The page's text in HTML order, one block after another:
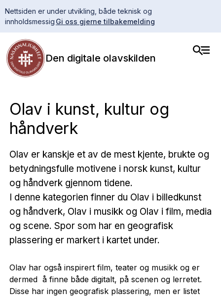
Nettsiden er under utvikling, både teknisk og
innholdsmessig Gi oss gjerne tilbakemelding
Den digitale olavskilden
Olav i kunst, kultur og
håndverk
Olav er kanskje et av de mest kjente, brukte og
betydningsfulle motivene i norsk kunst, kultur
og håndverk gjennom tidene.
I denne kategorien finner du Olav i billedkunst
og håndverk, Olav i musikk og Olav i film, media
og scene. Spor som har en geografisk
plassering er markert i kartet under.
Olav har også inspirert film, teater og musikk og er
dermed å finne både digitalt, på scenen og lerretet.
Disse har ingen geografisk plassering, men er listet